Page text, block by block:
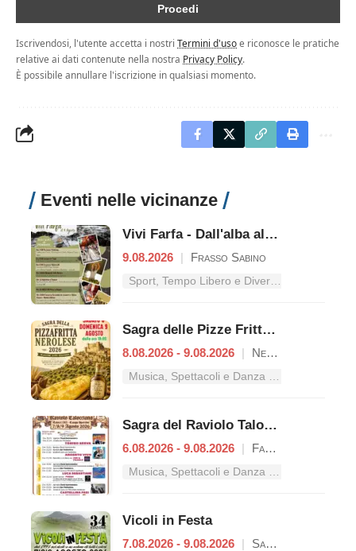
Iscrivendosi, l'utente accetta i nostri Termini d'usoe riconosce le pratiche
relative ai dati contenute nella nostra Privacy Policy.
È possibile annullare l'iscrizione in qualsiasi momento.
Eventi nelle vicinanze
Vivi Farfa - Dall'alba al tramonto
9.08.2026 | Frasso Sabino
Sagra delle Pizze Fritte Nerolesi
8.08.2026 - 9.08.2026 | Nerola
Sagra del Raviolo Talocciano
6.08.2026 - 9.08.2026 | Fara in Sabina
Vicoli in Festa
7.08.2026 - 9.08.2026 | Sant'Oreste